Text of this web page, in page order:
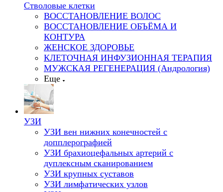
Стволовые клетки
ВОССТАНОВЛЕНИЕ ВОЛОС
ВОССТАНОВЛЕНИЕ ОБЪЁМА И
КОНТУРА
ЖЕНСКОЕ ЗДОРОВЬЕ
КЛЕТОЧНАЯ ИНФУЗИОННАЯ ТЕРАПИЯ
МУЖСКАЯ РЕГЕНЕРАЦИЯ (Андрология)
Еще
УЗИ
УЗИ вен нижних конечностей с
допплерографией
УЗИ брахиоцефальных артерий с
дуплексным сканированием
УЗИ крупных суставов
УЗИ лимфатических узлов